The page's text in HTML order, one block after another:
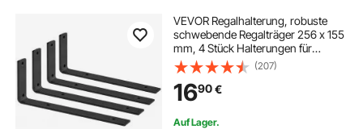
VEVOR Regalhalterung, robuste
schwebende Regalträger 256 x 155
mm, 4 Stück Halterungen für
Regale, 5 mm dicke mattschwarze
L-Regalhalter, Regalhalterungen aus
Stahl mit 72,6 kg Tragkraft
(207)
1690€
Auf Lager.